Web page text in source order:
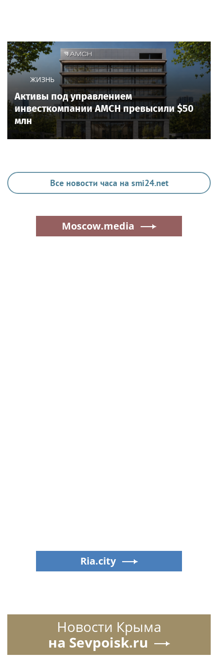
ЖИЗНЬ
Активы под управлением
инвесткомпании AMCH превысили $50
млн
Все новости часа на smi24.net
Moscow.media
Ria.city
Новости Крыма
на Sevpoisk.ru